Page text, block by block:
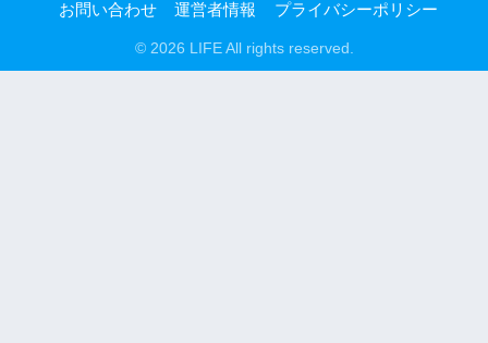
お問い合わせ 運営者情報 プライバシーポリシー
© 2026 LIFE All rights reserved.